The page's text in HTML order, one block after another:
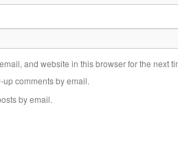
and website in this browser for the next
up comments by email.
by email.